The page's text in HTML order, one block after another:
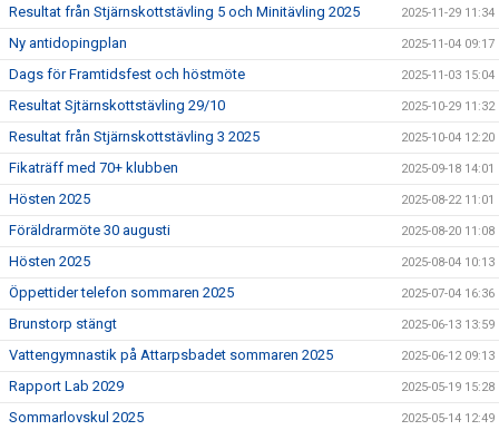
Resultat från Stjärnskottstävling 5 och Minitävling 2025 2025-11-29 11:34
Ny antidopingplan 2025-11-04 09:17
Dags för Framtidsfest och höstmöte 2025-11-03 15:04
Resultat Sjtärnskottstävling 29/10 2025-10-29 11:32
Resultat från Stjärnskottstävling 3 2025 2025-10-04 12:20
Fikaträff med 70+ klubben 2025-09-18 14:01
Hösten 2025 2025-08-22 11:01
Föräldrarmöte 30 augusti 2025-08-20 11:08
Hösten 2025 2025-08-04 10:13
Öppettider telefon sommaren 2025 2025-07-04 16:36
Brunstorp stängt 2025-06-13 13:59
Vattengymnastik på Attarpsbadet sommaren 2025 2025-06-12 09:13
Rapport Lab 2029 2025-05-19 15:28
Sommarlovskul 2025 2025-05-14 12:49